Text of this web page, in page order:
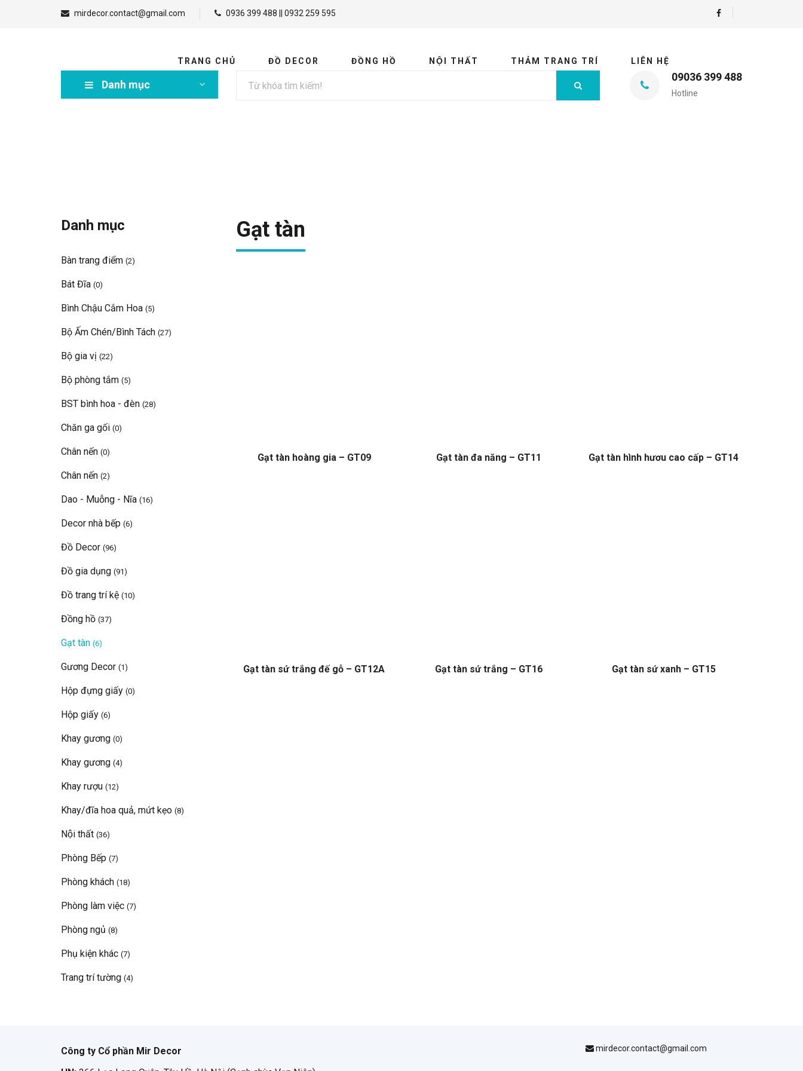
mirdecor.contact@gmail.com 0936 399 488 || 0932 259 595
TRANG CHỦ ĐỒ DECOR ĐỒNG HỒ NỘI THẤT THẢM TRANG TRÍ LIÊN HỆ
Danh mục
09036 399 488
Hotline
Danh mục
Bàn trang điểm (2)
Bát Đĩa (0)
Bình Chậu Cắm Hoa (5)
Bộ Ấm Chén/Bình Tách (27)
Bộ gia vị (22)
Bộ phòng tắm (5)
BST bình hoa - đèn (28)
Chăn ga gối (0)
Chân nến (0)
Chân nến (2)
Dao - Muỗng - Nĩa (16)
Decor nhà bếp (6)
Đồ Decor (96)
Đồ gia dụng (91)
Đồ trang trí kệ (10)
Đồng hồ (37)
Gạt tàn (6)
Gương Decor (1)
Hộp đựng giấy (0)
Hộp giấy (6)
Khay gương (0)
Khay gương (4)
Khay rượu (12)
Khay/đĩa hoa quả, mứt kẹo (8)
Nội thất (36)
Phòng Bếp (7)
Phòng khách (18)
Phòng làm việc (7)
Phòng ngủ (8)
Phụ kiện khác (7)
Trang trí tường (4)
Gạt tàn
Gạt tàn hoàng gia – GT09 Gạt tàn đa năng – GT11 Gạt tàn hình hươu cao cấp – GT14
Gạt tàn sứ trắng đế gỗ – GT12A Gạt tàn sứ trắng – GT16 Gạt tàn sứ xanh – GT15
Công ty Cổ phần Mir Decor
mirdecor.contact@gmail.com